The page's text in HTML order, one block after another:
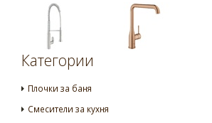
Категории
Плочки за баня
Смесители за кухня